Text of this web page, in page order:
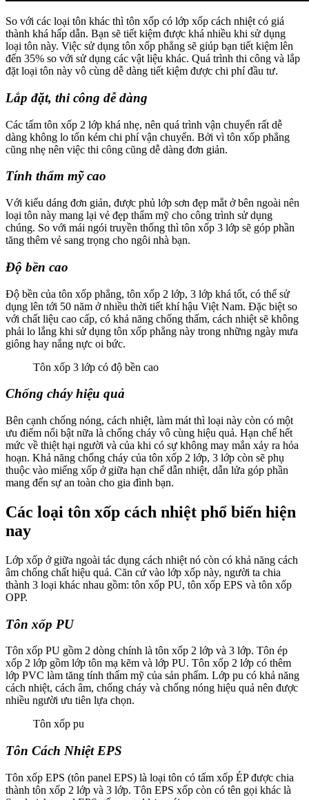
So với các loại tôn khác thì tôn xốp có lớp xốp cách nhiệt có giá
thành khá hấp dẫn. Bạn sẽ tiết kiệm được khá nhiều khi sử dụng
loại tôn này. Việc sử dụng tôn xốp phẳng sẽ giúp bạn tiết kiệm lên
đến 35% so với sử dụng các vật liệu khác. Quá trình thi công và lắp
đặt loại tôn này vô cùng dễ dàng tiết kiệm được chi phí đầu tư.
Lắp đặt, thi công dễ dàng
Các tấm tôn xốp 2 lớp khá nhẹ, nên quá trình vận chuyển rất dễ
dàng không lo tốn kém chi phí vận chuyển. Bởi vì tôn xốp phẳng
cũng nhẹ nên việc thi công cũng dễ dàng đơn giản.
Tính thẩm mỹ cao
Với kiểu dáng đơn giản, được phủ lớp sơn đẹp mắt ở bên ngoài nên
loại tôn này mang lại vẻ đẹp thẩm mỹ cho công trình sử dụng
chúng. So với mái ngói truyền thống thì tôn xốp 3 lớp sẽ góp phần
tăng thêm vẻ sang trọng cho ngôi nhà bạn.
Độ bền cao
Độ bền của tôn xốp phẳng, tôn xốp 2 lớp, 3 lớp khá tốt, có thể sử
dụng lên tới 50 năm ở nhiều thời tiết khí hậu Việt Nam. Đặc biệt so
với chất liệu cao cấp, có khả năng chống thấm, cách nhiệt sẽ không
phải lo lắng khi sử dụng tôn xốp phẳng này trong những ngày mưa
giông hay nắng nực oi bức.
Tôn xốp 3 lớp có độ bền cao
Chống cháy hiệu quả
Bên cạnh chống nóng, cách nhiệt, làm mát thì loại này còn có một
ưu điểm nổi bật nữa là chống cháy vô cùng hiệu quả. Hạn chế hết
mức về thiệt hại người và của khi có sự không may mắn xảy ra hỏa
hoạn. Khả năng chống cháy của tôn xốp 2 lớp, 3 lớp còn sẽ phụ
thuộc vào miếng xốp ở giữa hạn chế dẫn nhiệt, dẫn lửa góp phần
mang đến sự an toàn cho gia đình bạn.
Các loại tôn xốp cách nhiệt phổ biến hiện
nay
Lớp xốp ở giữa ngoài tác dụng cách nhiệt nó còn có khả năng cách
âm chống chất hiệu quả. Căn cứ vào lớp xốp này, người ta chia
thành 3 loại khác nhau gồm: tôn xốp PU, tôn xốp EPS và tôn xốp
OPP.
Tôn xốp PU
Tôn xốp PU gồm 2 dòng chính là tôn xốp 2 lớp và 3 lớp. Tôn ép
xốp 2 lớp gồm lớp tôn mạ kẽm và lớp PU. Tôn xốp 2 lớp có thêm
lớp PVC làm tăng tính thẩm mỹ của sản phẩm. Lớp pu có khả năng
cách nhiệt, cách âm, chống cháy và chống nóng hiệu quả nên được
nhiều người ưu tiên lựa chọn.
Tôn xốp pu
Tôn Cách Nhiệt EPS
Tôn xốp EPS (tôn panel EPS) là loại tôn có tấm xốp ÉP được chia
thành tôn xốp 2 lớp và 3 lớp. Tôn EPS xốp còn có tên gọi khác là